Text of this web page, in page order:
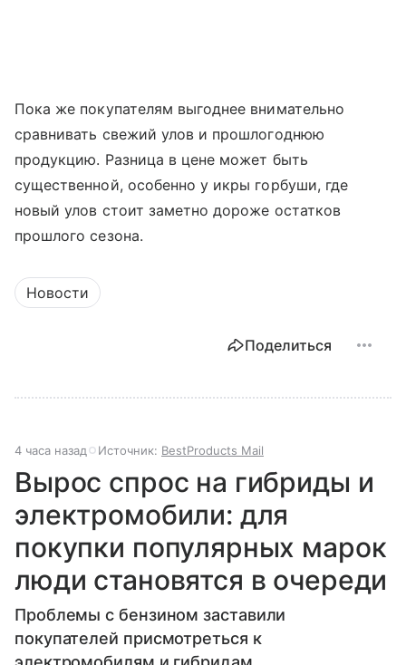
Пока же покупателям выгоднее внимательно
сравнивать свежий улов и прошлогоднюю
продукцию. Разница в цене может быть
существенной, особенно у икры горбуши, где
новый улов стоит заметно дороже остатков
прошлого сезона.
Новости
Поделиться
4 часа назад Источник: BestProducts Mail
Вырос спрос на гибриды и
электромобили: для
покупки популярных марок
люди становятся в очереди
Проблемы с бензином заставили
покупателей присмотреться к